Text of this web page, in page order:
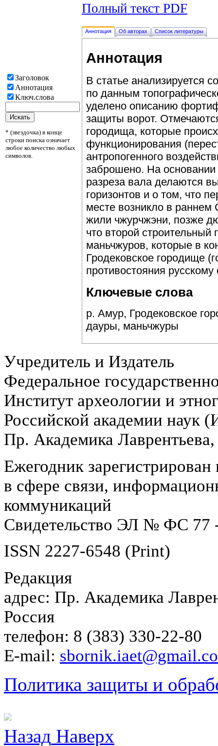
Заголовок
Аннотация
Ключ.слова
* (звездочка) в конце
строки поиска означает
любое количество любых
символов.
Полный текст PDF
Аннотация Об авторах Список литературы
Аннотация
В статье анализируется
по данным
уделено описанию
защиты ворот.
городища, которые
функционирования
антропогенного
заброшено. На
разреза вала делаются
горизонтов и о том, что
месте возникло в раннем
жили чжурчжэни, позже
что второй строительный
маньчжуров, которые в
Гродековское городище
противостояния
Ключевые слова
р. Амур, Гродековское
дауры, маньчжуры
Учредитель и Издатель
Федеральное
Институт археологии и
Российской академии
Пр. Академика
Ежегодник
в сфере связи,
коммуникаций
Свидетельство ЭЛ № ФС 77
ISSN 2227-6548 (Print)
Редакция
адрес: Пр. Академика
Россия
телефон: 8 (383) 330-22-80
E-mail:
Политика защиты и
Назад Наверх